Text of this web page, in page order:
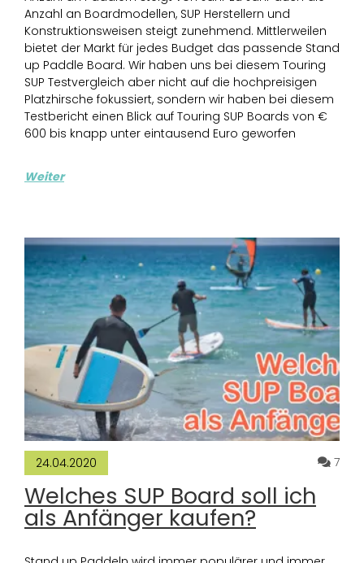
Anzahl an Boardmodellen, SUP Herstellern und
Konstruktionsweisen steigt zunehmend. Mittlerweilen
bietet der Markt für jedes Budget das passende Stand
up Paddle Board. Wir haben uns bei diesem Touring
SUP Testvergleich aber nicht auf die hochpreisigen
Platzhirsche fokussiert, sondern wir haben bei diesem
Testbericht einen Blick auf Touring SUP Boards von €
600 bis knapp unter eintausend Euro geworfen
Weiter
24.04.2020 7
Welches SUP Board soll ich
als Anfänger kaufen?